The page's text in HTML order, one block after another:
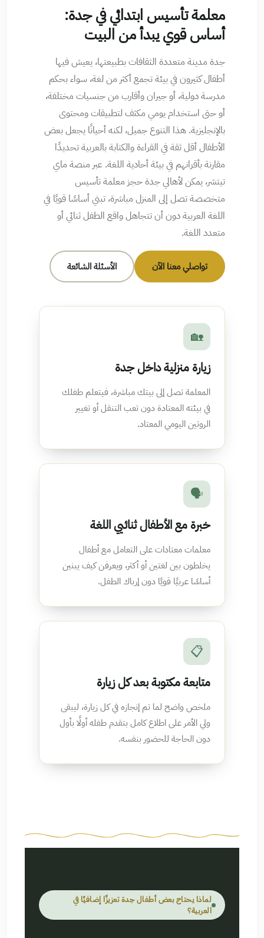
معلمة تأسيس ابتدائي في جدة:
أساس قوي يبدأ من البيت
جدة مدينة متعددة الثقافات بطبيعتها، يعيش فيها
أطفال كثيرون في بيئة تجمع أكثر من لغة، سواء بحكم
مدرسة دولية، أو جيران وأقارب من جنسيات مختلفة،
أو حتى استخدام يومي مكثف لتطبيقات ومحتوى
بالإنجليزية. هذا التنوع جميل، لكنه أحيانًا يجعل بعض
الأطفال أقل ثقة في القراءة والكتابة بالعربية تحديدًا
مقارنة بأقرانهم في بيئة أحادية اللغة. عبر منصة ماي
تيتشر، يمكن لأهالي جدة حجز معلمة تأسيس
متخصصة تصل إلى المنزل مباشرة، تبني أساسًا قويًا في
اللغة العربية دون أن تتجاهل واقع الطفل ثنائي أو
متعدد اللغة.
تواصلي معنا الآن الأسئلة الشائعة
🏡
زيارة منزلية داخل جدة
المعلمة تصل إلى بيتك مباشرة، فيتعلم طفلك
في بيئته المعتادة دون تعب التنقل أو تغيير
الروتين اليومي المعتاد.
🗣️
خبرة مع الأطفال ثنائيي اللغة
معلمات معتادات على التعامل مع أطفال
يخلطون بين لغتين أو أكثر، ويعرفن كيف يبنين
أساسًا عربيًا قويًا دون إرباك الطفل.
📋
متابعة مكتوبة بعد كل زيارة
ملخص واضح لما تم إنجازه في كل زيارة، ليبقى
ولي الأمر على اطلاع كامل بتقدم طفله أولًا بأول
دون الحاجة للحضور بنفسه.
لماذا يحتاج بعض أطفال جدة تعزيزًا إضافيًا في
العربية؟